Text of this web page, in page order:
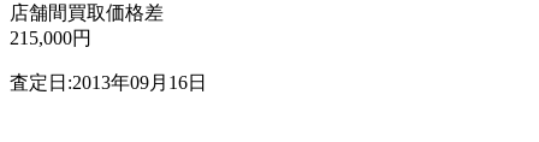
店舗間買取価格差
215,000円
査定日:2013年09月16日